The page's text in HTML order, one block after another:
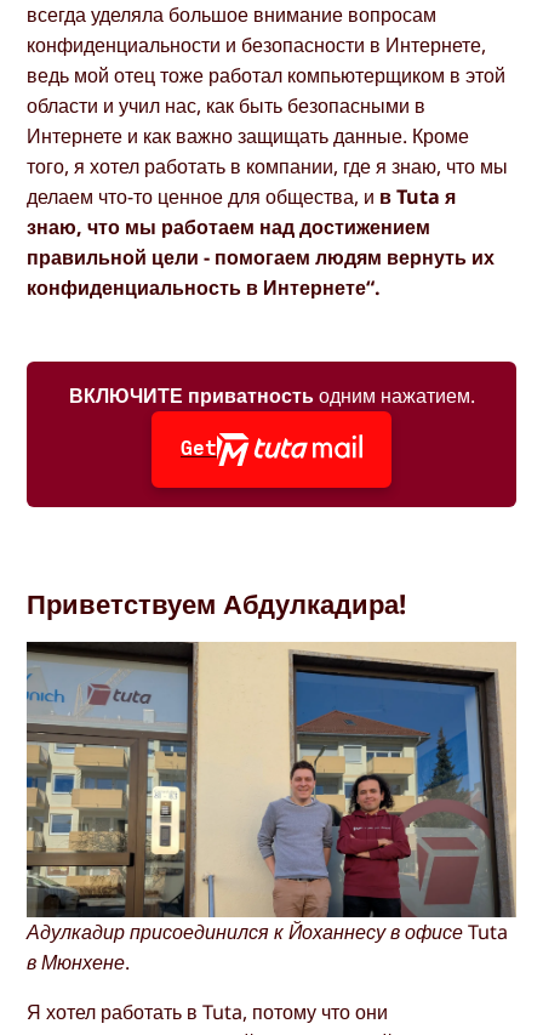
всегда уделяла большое внимание вопросам
конфиденциальности и безопасности в Интернете,
ведь мой отец тоже работал компьютерщиком в этой
области и учил нас, как быть безопасными в
Интернете и как важно защищать данные. Кроме
того, я хотел работать в компании, где я знаю, что мы
делаем что-то ценное для общества, и в Tuta я
знаю, что мы работаем над достижением
правильной цели - помогаем людям вернуть их
конфиденциальность в Интернете“.
ВКЛЮЧИТЕ приватностьодним нажатием.
Get
Приветствуем Абдулкадира!
Адулкадир присоединился к Йоханнесу в офисе Tuta
в Мюнхене.
Я хотел работать в Tuta, потому что они